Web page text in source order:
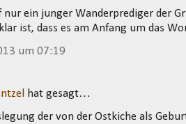
ein junger Wanderprediger der
ist, dass es am Anfang um das
um 07:19
hat gesagt…
der von der Ostkiche als